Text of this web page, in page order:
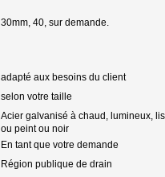
30mm, 40, sur demande.
adapté aux besoins du client
selon votre taille
Acier galvanisé à chaud, lumineux,
ou peint ou noir
En tant que votre demande
Région publique de drain